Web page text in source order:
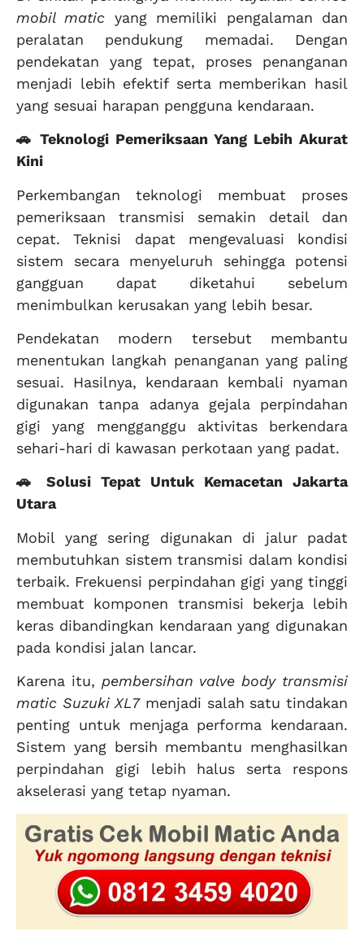
mobil matic yang memiliki pengalaman dan
peralatan pendukung memadai. Dengan
pendekatan yang tepat, proses penanganan
menjadi lebih efektif serta memberikan hasil
yang sesuai harapan pengguna kendaraan.
🚗 Teknologi Pemeriksaan Yang Lebih Akurat
Kini
Perkembangan teknologi membuat proses
pemeriksaan transmisi semakin detail dan
cepat. Teknisi dapat mengevaluasi kondisi
sistem secara menyeluruh sehingga potensi
gangguan dapat diketahui sebelum
menimbulkan kerusakan yang lebih besar.
Pendekatan modern tersebut membantu
menentukan langkah penanganan yang paling
sesuai. Hasilnya, kendaraan kembali nyaman
digunakan tanpa adanya gejala perpindahan
gigi yang mengganggu aktivitas berkendara
sehari-hari di kawasan perkotaan yang padat.
🚗 Solusi Tepat Untuk Kemacetan Jakarta
Utara
Mobil yang sering digunakan di jalur padat
membutuhkan sistem transmisi dalam kondisi
terbaik. Frekuensi perpindahan gigi yang tinggi
membuat komponen transmisi bekerja lebih
keras dibandingkan kendaraan yang digunakan
pada kondisi jalan lancar.
Karena itu, pembersihan valve body transmisi
matic Suzuki XL7menjadi salah satu tindakan
penting untuk menjaga performa kendaraan.
Sistem yang bersih membantu menghasilkan
perpindahan gigi lebih halus serta respons
akselerasi yang tetap nyaman.